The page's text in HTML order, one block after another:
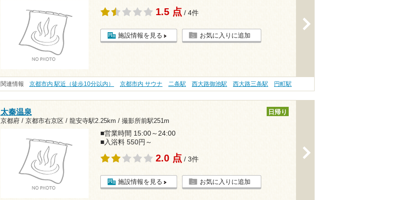
1.5 点 / 4件
施設情報を見る お気に入りに追加
関連情報 京都市内 駅近（徒歩10分以内） 京都市内 サウナ 二条駅 西大路御池駅 西大路三条駅 円町駅
太秦温泉
京都府 / 京都市右京区 / 龍安寺駅2.25km / 撮影所前駅251m
日帰り
■営業時間 15:00～24:00
■入浴料 550円～
2.0 点 / 3件
施設情報を見る お気に入りに追加